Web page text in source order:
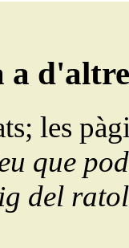
a
les
que
del